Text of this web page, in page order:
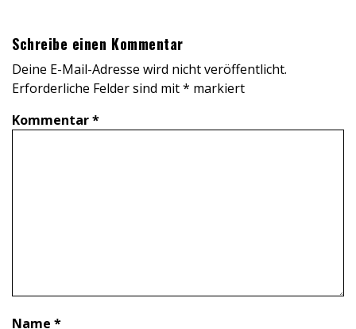
Schreibe einen Kommentar
Deine E-Mail-Adresse wird nicht veröffentlicht.
Erforderliche Felder sind mit* markiert
Kommentar*
Name *